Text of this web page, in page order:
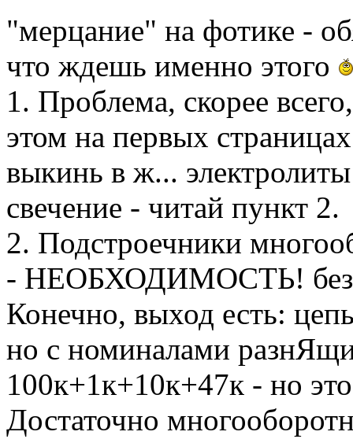
"мерцание" на фотике -
что ждешь именно этого
1. Проблема, скорее
этом на первых
выкинь в ж...
свечение - читай пункт 2.
2. Подстроечники
- НЕОБХОДИМОСТЬ! без
Конечно, выход есть:
но с номиналами
100к+1к+10к+47к - но
Достаточно